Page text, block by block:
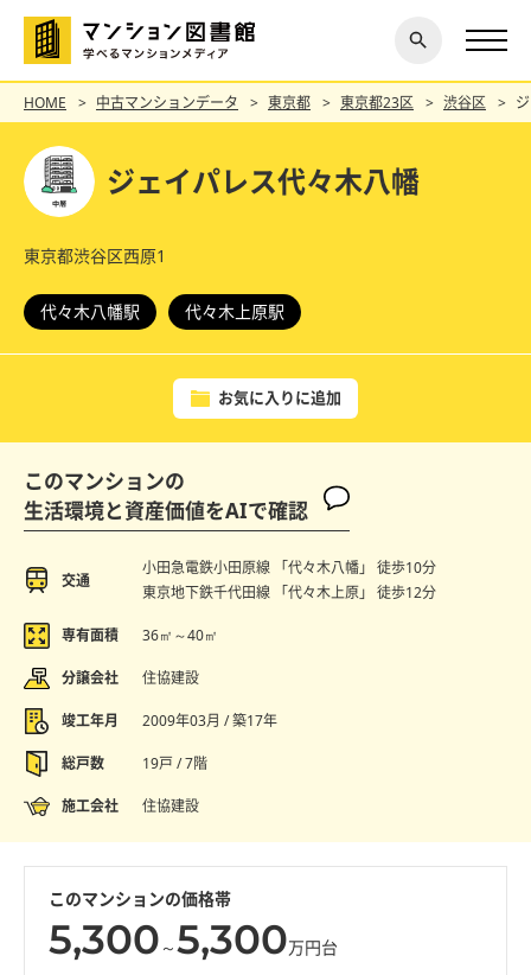
探す
閉じ
る
HOME 中古マンションデータ 東京都 東京都23区 渋谷区
ジェイパレス代々木八幡
東京都渋谷区西原1
代々木八幡駅 代々木上原駅
お気に入りに追加
このマンションの
生活環境と資産価値をAIで確認
交通
小田急電鉄小田原線 「代々木八幡」 徒歩10分
東京地下鉄千代田線 「代々木上原」 徒歩12分
専有面積 36㎡～40㎡
分譲会社 住協建設
竣工年月 2009年03月 / 築17年
総戸数 19戸 / 7階
施工会社 住協建設
このマンションの価格帯
5,300 ～5,300万円台